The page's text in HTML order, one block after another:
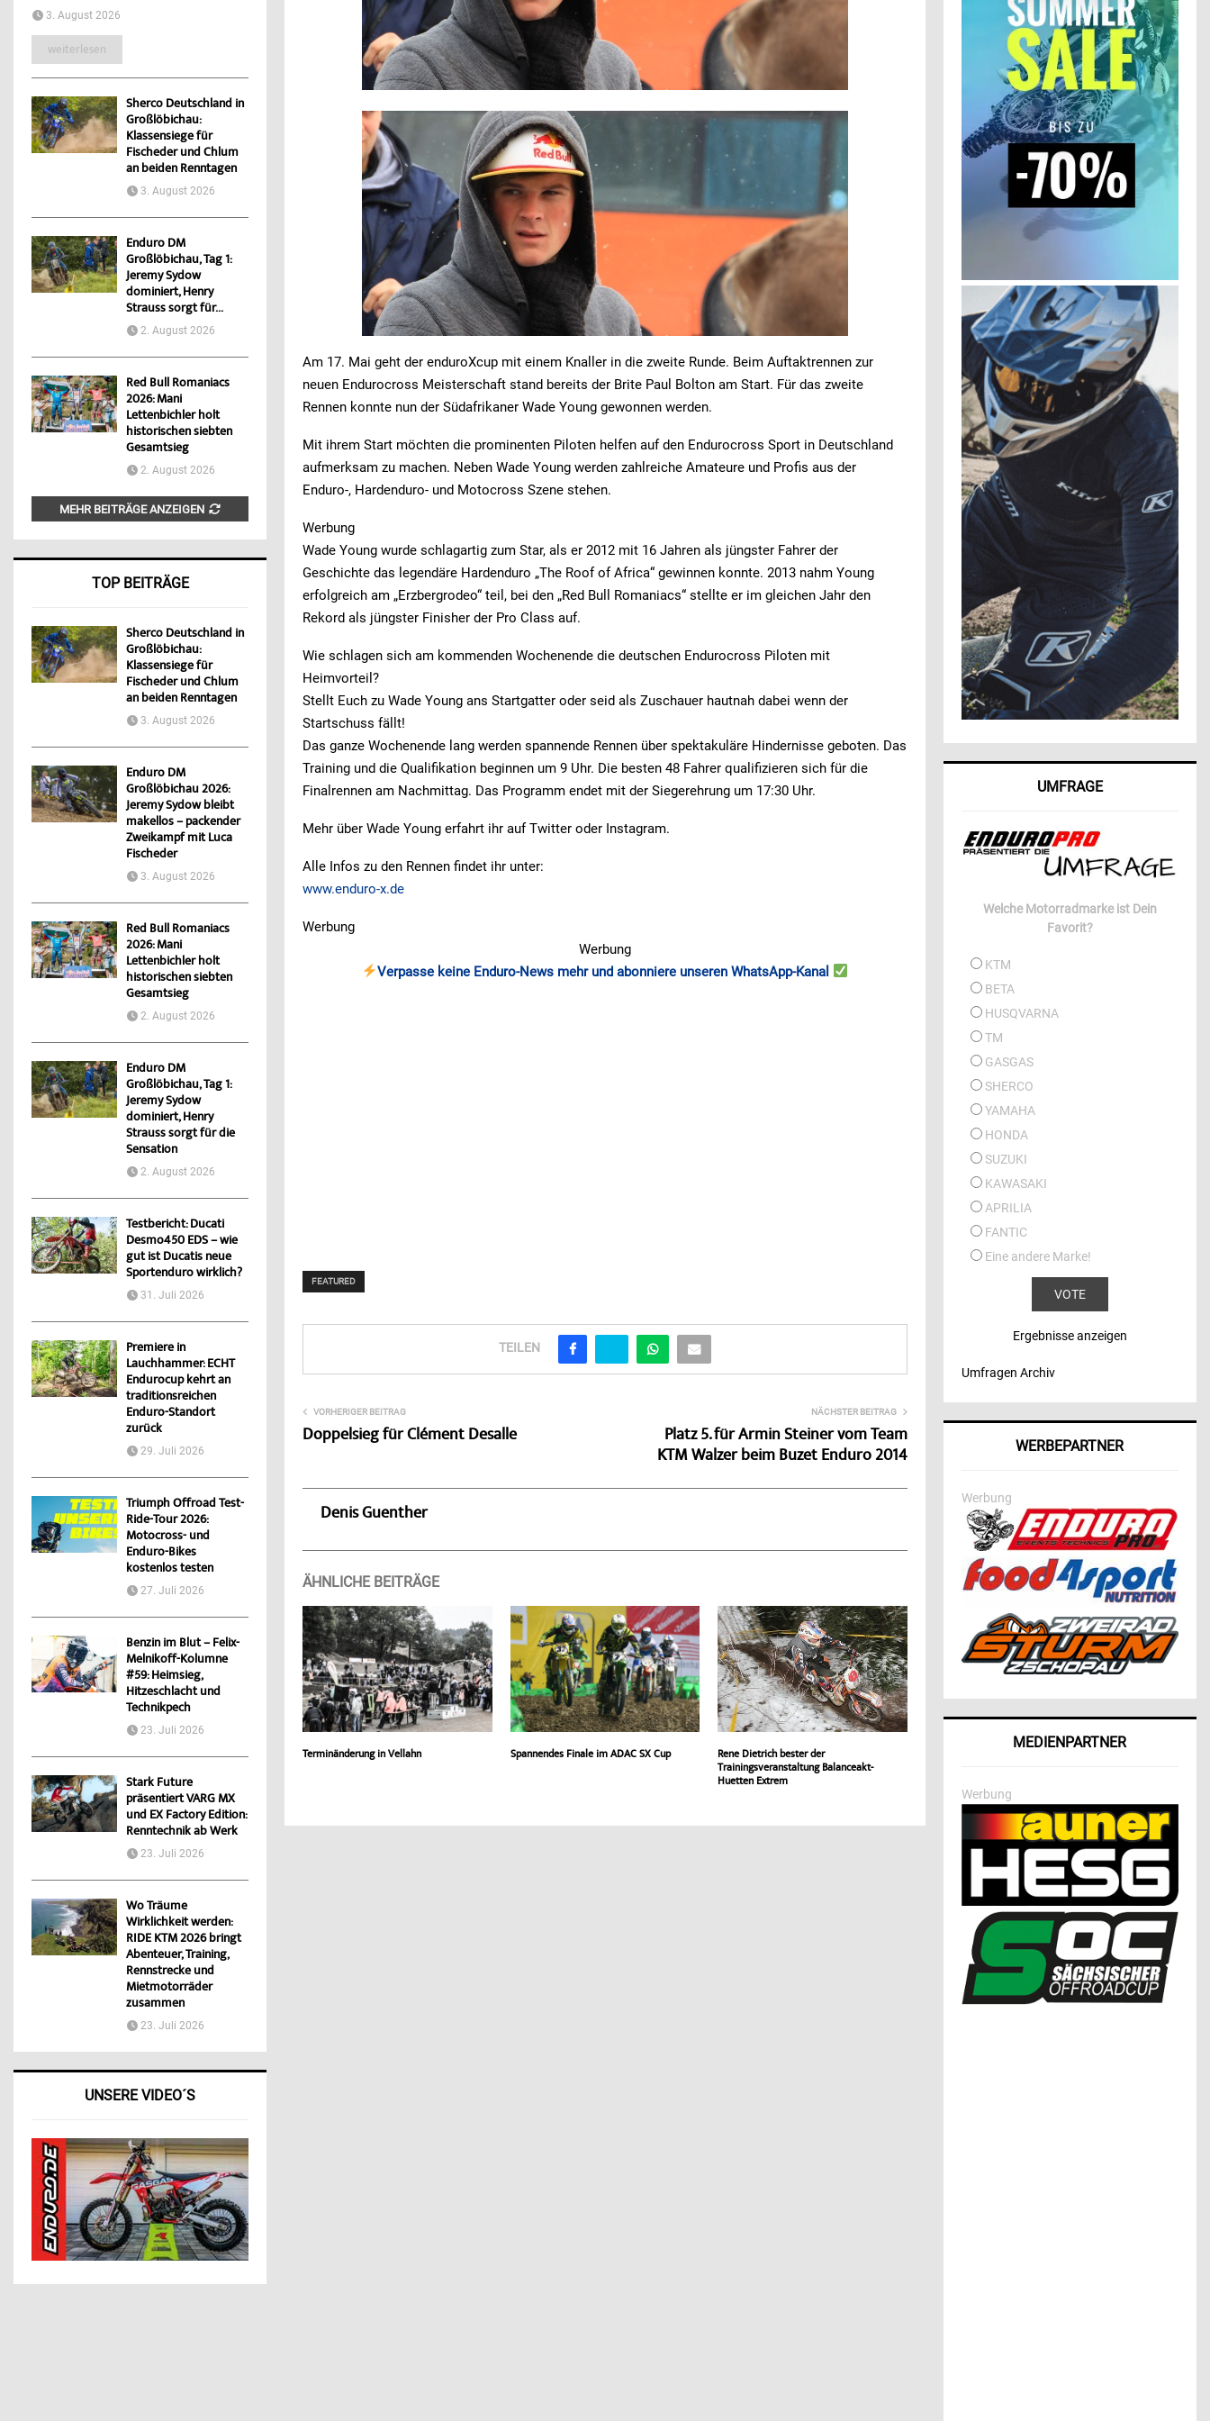
Am 17. Mai geht der enduroXcup mit einem Knaller in die zweite Runde. Beim Auftaktrennen zur
neuen Endurocross Meisterschaft stand bereits der Brite Paul Bolton am Start. Für das zweite
Rennen konnte nun der Südafrikaner Wade Young gewonnen werden.
Mit ihrem Start möchten die prominenten Piloten helfen auf den Endurocross Sport in Deutschland
aufmerksam zu machen. Neben Wade Young werden zahlreiche Amateure und Profis aus der
Enduro-, Hardenduro- und Motocross Szene stehen.
Werbung
Wade Young wurde schlagartig zum Star, als er 2012 mit 16 Jahren als jüngster Fahrer der
Geschichte das legendäre Hardenduro „The Roof of Africa“ gewinnen konnte. 2013 nahm Young
erfolgreich am „Erzbergrodeo“ teil, bei den „Red Bull Romaniacs“ stellte er im gleichen Jahr den
Rekord als jüngster Finisher der Pro Class auf.
Wie schlagen sich am kommenden Wochenende die deutschen Endurocross Piloten mit
Heimvorteil?
Stellt Euch zu Wade Young ans Startgatter oder seid als Zuschauer hautnah dabei wenn der
Startschuss fällt!
Das ganze Wochenende lang werden spannende Rennen über spektakuläre Hindernisse geboten. Das
Training und die Qualifikation beginnen um 9 Uhr. Die besten 48 Fahrer qualifizieren sich für die
Finalrennen am Nachmittag. Das Programm endet mit der Siegerehrung um 17:30 Uhr.
Mehr über Wade Young erfahrt ihr auf Twitter oder Instagram.
Alle Infos zu den Rennen findet ihr unter:
www.enduro-x.de
Werbung
Werbung
Verpasse keine Enduro-News mehr und abonniere unseren WhatsApp-Kanal
FEATURED
TEILEN
VORHERIGER BEITRAG
Doppelsieg für Clément Desalle
NÄCHSTER BEITRAG
Platz 5. für Armin Steiner vom Team
KTM Walzer beim Buzet Enduro 2014
Denis Guenther
ÄHNLICHE BEITRÄGE
Terminänderung in Vellahn Spannendes Finale im ADAC SX Cup
Rene Dietrich bester der
Trainingsveranstaltung Balanceakt-
Huetten Extrem
3. August 2026
weiterlesen
Sherco Deutschland in
Großlöbichau:
Klassensiege für
Fischeder und Chlum
an beiden Renntagen
3. August 2026
Enduro DM
Großlöbichau, Tag 1:
Jeremy Sydow
dominiert, Henry
Strauss sorgt für...
2. August 2026
Red Bull Romaniacs
2026: Mani
Lettenbichler holt
historischen siebten
Gesamtsieg
2. August 2026
MEHR BEITRÄGE ANZEIGEN
TOP BEITRÄGE
Sherco Deutschland in
Großlöbichau:
Klassensiege für
Fischeder und Chlum
an beiden Renntagen
3. August 2026
Enduro DM
Großlöbichau 2026:
Jeremy Sydow bleibt
makellos – packender
Zweikampf mit Luca
Fischeder
3. August 2026
Red Bull Romaniacs
2026: Mani
Lettenbichler holt
historischen siebten
Gesamtsieg
2. August 2026
Enduro DM
Großlöbichau, Tag 1:
Jeremy Sydow
dominiert, Henry
Strauss sorgt für die
Sensation
2. August 2026
Testbericht: Ducati
Desmo450 EDS – wie
gut ist Ducatis neue
Sportenduro wirklich?
31. Juli 2026
Premiere in
Lauchhammer: ECHT
Endurocup kehrt an
traditionsreichen
Enduro-Standort
zurück
29. Juli 2026
Triumph Offroad Test-
Ride-Tour 2026:
Motocross- und
Enduro-Bikes
kostenlos testen
27. Juli 2026
Benzin im Blut – Felix-
Melnikoff-Kolumne
#59: Heimsieg,
Hitzeschlacht und
Technikpech
23. Juli 2026
Stark Future
präsentiert VARG MX
und EX Factory Edition:
Renntechnik ab Werk
23. Juli 2026
Wo Träume
Wirklichkeit werden:
RIDE KTM 2026 bringt
Abenteuer, Training,
Rennstrecke und
Mietmotorräder
zusammen
23. Juli 2026
UNSERE VIDEO´S
UMFRAGE
Welche Motorradmarke ist Dein
Favorit?
KTM
BETA
HUSQVARNA
TM
GASGAS
SHERCO
YAMAHA
HONDA
SUZUKI
KAWASAKI
APRILIA
FANTIC
Eine andere Marke!
Ergebnisse anzeigen
Umfragen Archiv
WERBEPARTNER
Werbung
MEDIENPARTNER
Werbung